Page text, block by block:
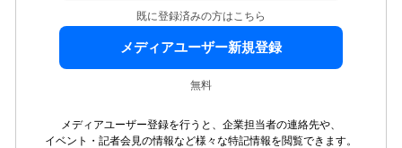
既に登録済みの方はこちら
メディアユーザー新規登録
無料
メディアユーザー登録を行うと、企業担当者の連絡先や、
イベント・記者会見の情報など様々な特記情報を閲覧できます。